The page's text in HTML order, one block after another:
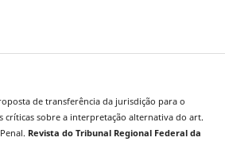
de transferência da jurisdição para o
críticas sobre a interpretação alternativa do art.
Revista do Tribunal Regional Federal da